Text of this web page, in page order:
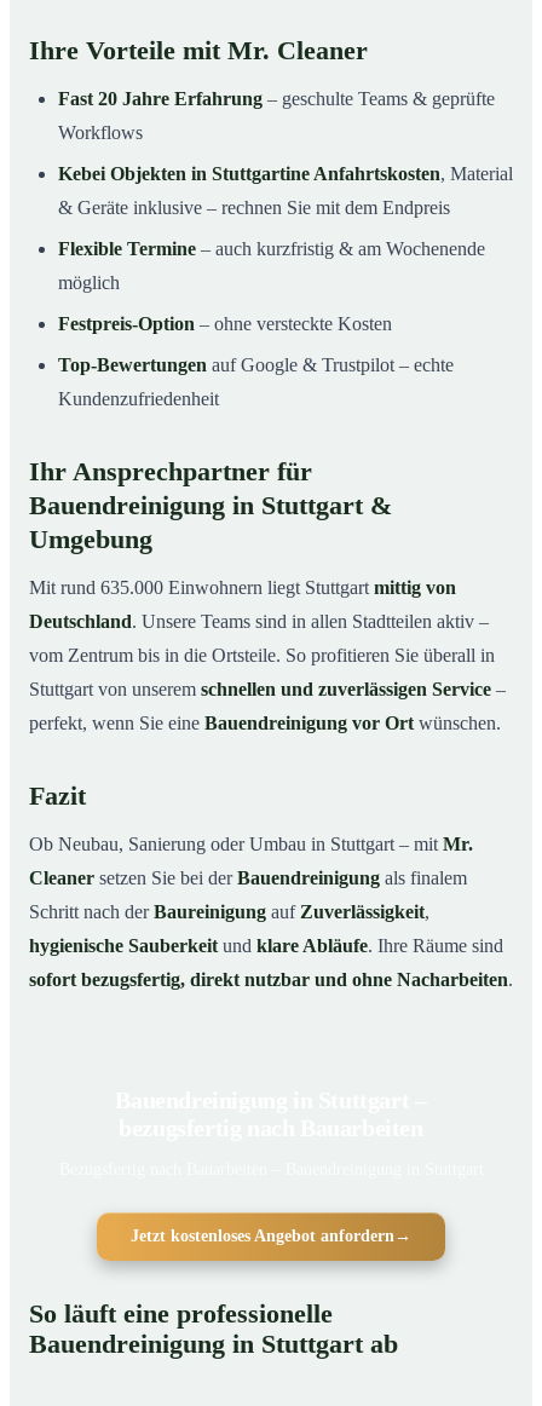
Ihre Vorteile mit Mr. Cleaner
Fast 20 Jahre Erfahrung – geschulte Teams & geprüfte
Workflows
Kebei Objekten in Stuttgartine Anfahrtskosten, Material
& Geräte inklusive – rechnen Sie mit dem Endpreis
Flexible Termine – auch kurzfristig & am Wochenende
möglich
Festpreis-Option – ohne versteckte Kosten
Top-Bewertungen auf Google & Trustpilot – echte
Kundenzufriedenheit
Ihr Ansprechpartner für
Bauendreinigung in Stuttgart &
Umgebung
Mit rund 635.000 Einwohnern liegt Stuttgart mittig von
Deutschland. Unsere Teams sind in allen Stadtteilen aktiv –
vom Zentrum bis in die Ortsteile. So profitieren Sie überall in
Stuttgart von unserem schnellen und zuverlässigen Service –
perfekt, wenn Sie eine Bauendreinigung vor Ort wünschen.
Fazit
Ob Neubau, Sanierung oder Umbau in Stuttgart – mit Mr.
Cleaner setzen Sie bei derBauendreinigung als finalem
Schritt nach derBaureinigung auf Zuverlässigkeit,
hygienische Sauberkeit und klare Abläufe. Ihre Räume sind
sofort bezugsfertig, direkt nutzbar und ohne Nacharbeiten.
Jetzt kostenloses Angebot anfordern →
So läuft eine professionelle
Bauendreinigung in Stuttgart ab